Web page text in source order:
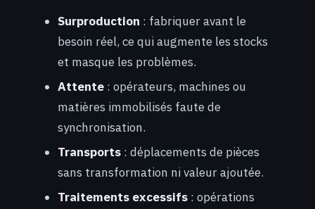
Surproduction : fabriquer avant le
besoin réel, ce qui augmente les stocks
et masque les problèmes.
Attente : opérateurs, machines ou
matières immobilisés faute de
synchronisation.
Transports : déplacements de pièces
sans transformation ni valeur ajoutée.
Traitements excessifs : opérations